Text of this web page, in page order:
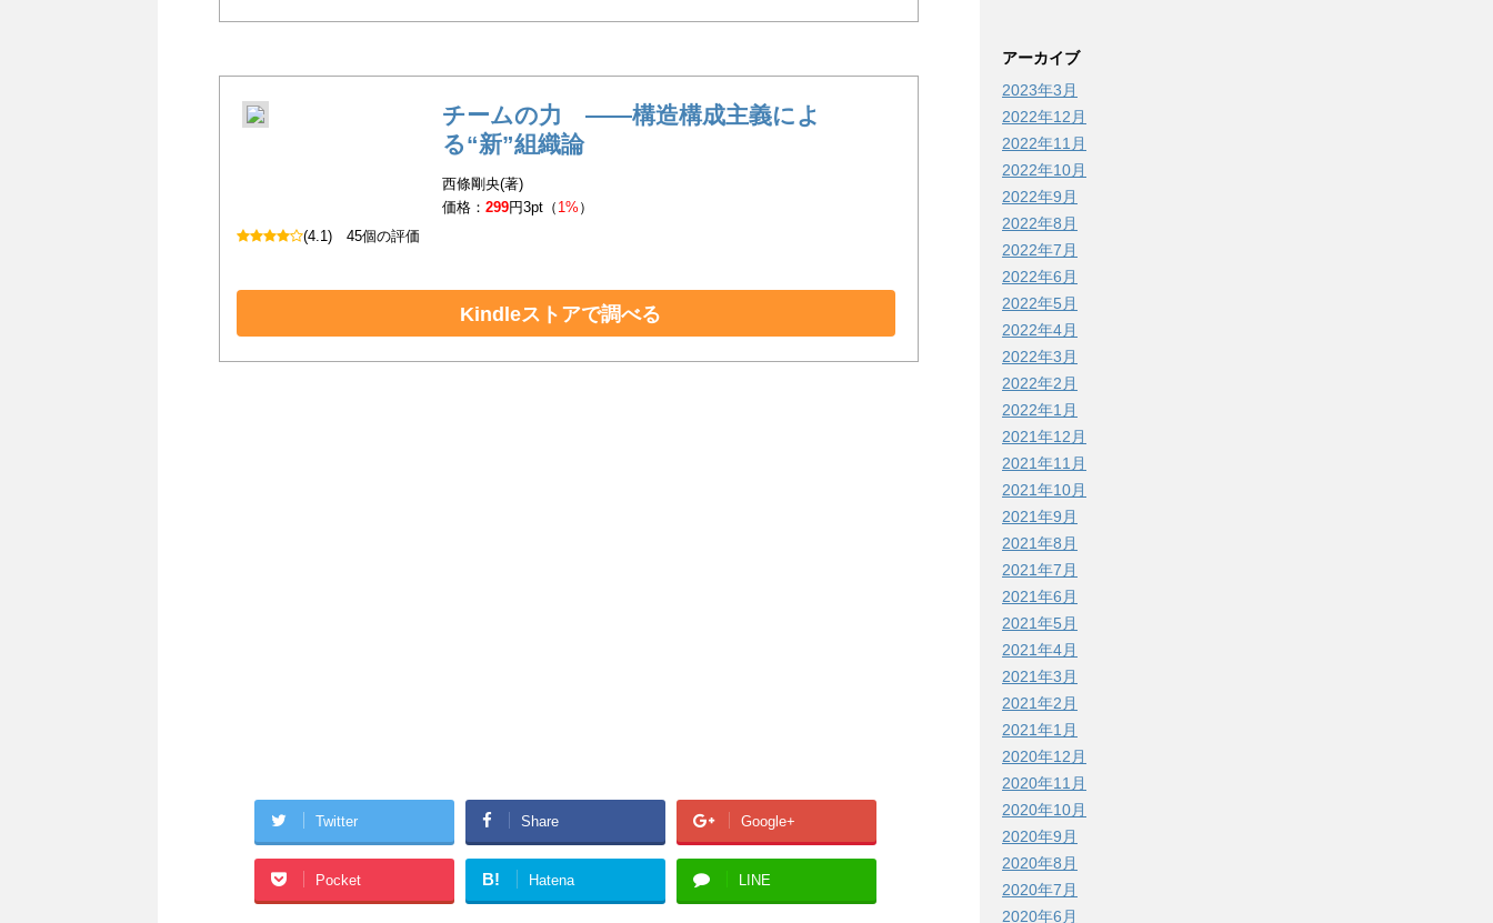
チームの力 ――構造構成主義によ
る“新”組織論
西條剛央(著)
価格：299円3pt（ 1% ）
(4.1) 45個の評価
Kindleストアで調べる
Twitter Share Google+
Pocket B! Hatena LINE
アーカイブ
2023年3月
2022年12月
2022年11月
2022年10月
2022年9月
2022年8月
2022年7月
2022年6月
2022年5月
2022年4月
2022年3月
2022年2月
2022年1月
2021年12月
2021年11月
2021年10月
2021年9月
2021年8月
2021年7月
2021年6月
2021年5月
2021年4月
2021年3月
2021年2月
2021年1月
2020年12月
2020年11月
2020年10月
2020年9月
2020年8月
2020年7月
2020年6月